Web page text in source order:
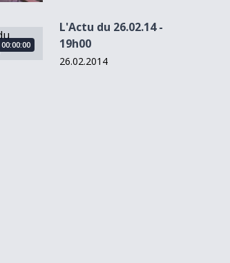
- 19h00
00:00:00
L'Actu du 26.02.14 -
19h00
26.02.2014